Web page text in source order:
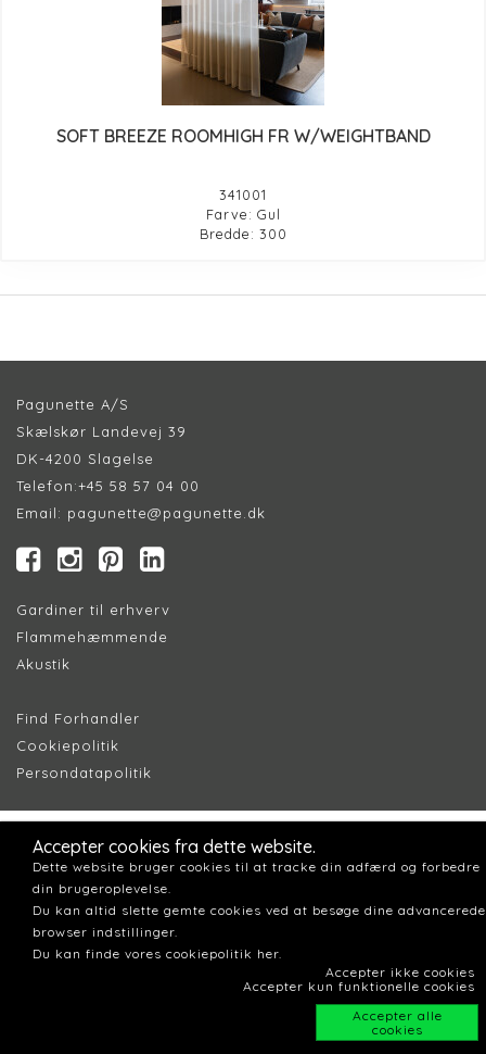
SOFT BREEZE ROOMHIGH FR W/WEIGHTBAND
341001
Farve: Gul
Bredde: 300
Pagunette A/S
Skælskør Landevej 39
DK-4200 Slagelse
Telefon:+45 58 57 04 00
Email: pagunette@pagunette.dk
Gardiner til erhverv
Flammehæmmende
Akustik
Find Forhandler
Cookiepolitik
Persondatapolitik
Accepter cookies fra dette website.
Dette website bruger cookies til at tracke din adfærd og forbedre
din brugeroplevelse.
Du kan altid slette gemte cookies ved at besøge dine advancerede
browser indstillinger.
Du kan finde vores cookiepolitik her.
Accepter ikke cookies
Accepter kun funktionelle cookies
Accepter alle
cookies